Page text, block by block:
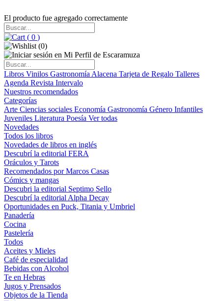
El producto fue agregado correctamente
( 0 )
(0)
Libros Vinilos Gastronomía Alacena Tarjeta de Regalo Talleres
Agenda Revista Intervalo
Nuestros recomendados
Categorías
Arte Ciencias sociales Economía Gastronomía Género Infantiles
Juveniles Literatura Poesía Ver todas
Novedades
Todos los libros
Novedades de libros en inglés
Descubrí la editorial FERA
Oráculos y Tarots
Recomendados por Marcos Casas
Cómics y mangas
Descubri la editorial Septimo Sello
Descubrí la editorial Alpha Decay
Oportunidades en Puck, Titania y Umbriel
Panadería
Cocina
Pastelería
Todos
Aceites y Mieles
Café de especialidad
Bebidas con Alcohol
Te en Hebras
Jugos y Prensados
Objetos de la Tienda